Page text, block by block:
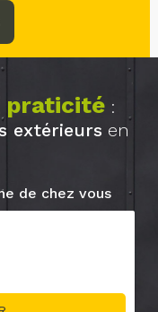
praticité:
extérieurs en
de chez vous